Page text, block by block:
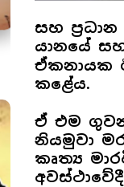
සහ
යානයේ
ඒකනායක
කළේය.
ඒ එම
නියමුවා
කෘත්‍ය